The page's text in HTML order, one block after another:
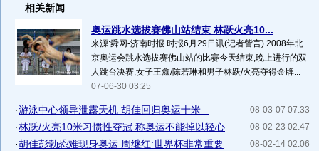
相关新闻
奥运跳水选拔赛佛山站结束 林跃火亮10...
来源:舜网-济南时报 时报6月29日讯(记者訾言) 2008年北
京奥运会跳水选拔赛佛山站的比赛今天结束,晚上进行的双
人跳台决赛,女子王鑫/陈若琳和男子林跃/火亮夺得金牌...
07-06-30 03:25
08-03-07 07:33
·游泳中心领导泄露天机 胡佳回归奥运十米...
08-02-23 02:47
·林跃/火亮10米习惯性夺冠 称奥运不能掉以轻心
08-02-14 02:06
·胡佳彭勃恐难现身奥运 周继红:世界杯非常重要